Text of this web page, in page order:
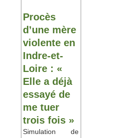
Procès
d’une mère
violente en
Indre-et-
Loire : «
Elle a déjà
essayé de
me tuer
trois fois »
Simulation de